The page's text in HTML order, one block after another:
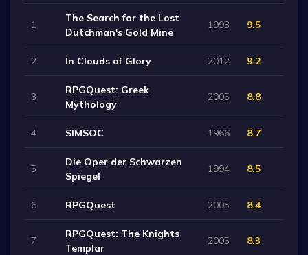
1
The Search for the Lost
Dutchman′s Gold Mine
1993 9.5
2 In Clouds of Glory 2012 9.2
3
RPGQuest: Greek
Mythology
2005 8.8
4 SIMSOC 1966 8.7
5
Die Oper der Schwarzen
Spiegel
1994 8.5
6 RPGQuest 2005 8.4
7
RPGQuest: The Knights
Templar
2005 8.3